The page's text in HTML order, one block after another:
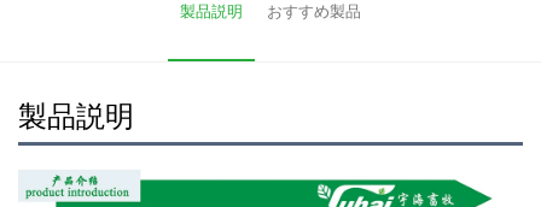
製品説明 おすすめ製品
製品説明